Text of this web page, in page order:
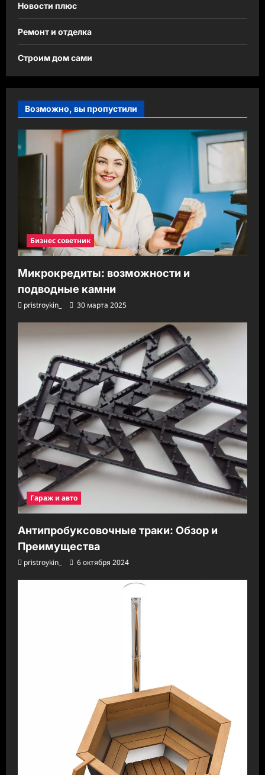
Новости плюс
Ремонт и отделка
Строим дом сами
Возможно, вы пропустили
Бизнес советник
Микрокредиты: возможности и
подводные камни
pristroykin_ 30 марта 2025
Гараж и авто
Антипробуксовочные траки: Обзор и
Преимущества
pristroykin_ 6 октября 2024